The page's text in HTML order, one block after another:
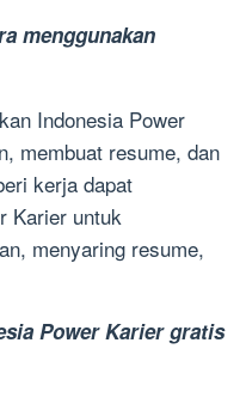
menggunakan
Indonesia Power
membuat resume, dan
kerja dapat
Karier untuk
menyaring resume,
Power Karier gratis